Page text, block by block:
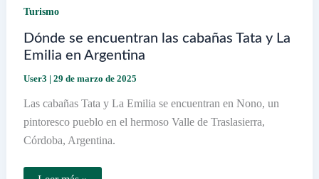
Turismo
Dónde se encuentran las cabañas Tata y La
Emilia en Argentina
User3 | 29 de marzo de 2025
Las cabañas Tata y La Emilia se encuentran en Nono, un
pintoresco pueblo en el hermoso Valle de Traslasierra,
Córdoba, Argentina.